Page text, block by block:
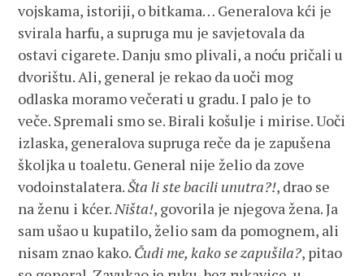
vojskama, istoriji, o bitkama… Generalova kći je
svirala harfu, a supruga mu je savjetovala da
ostavi cigarete. Danju smo plivali, a noću pričali u
dvorištu. Ali, general je rekao da uoči mog
odlaska moramo večerati u gradu. I palo je to
veče. Spremali smo se. Birali košulje i mirise. Uoči
izlaska, generalova supruga reče da je zapušena
školjka u toaletu. General nije želio da zove
vodoinstalatera.Šta li ste bacili unutra?!, drao se
na ženu i kćer.Ništa!, govorila je njegova žena. Ja
sam ušao u kupatilo, želio sam da pomognem, ali
nisam znao kako. Čudi me, kako se zapušila?, pitao